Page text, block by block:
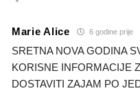
Marie Alice 6 godine prije
SRETNA NOVA GODINA
KORISNE INFORMACIJE
DOSTAVITI ZAJAM PO